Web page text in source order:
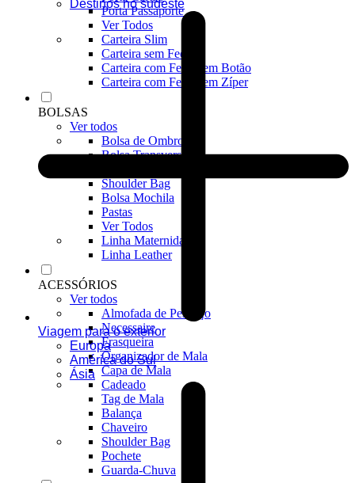
Porta Passaporte
Ver Todos
Carteira Slim
Carteira sem Fecho
Carteira com Fecho em Botão
Carteira com Fecho em Zíper
BOLSAS
Ver todos
Bolsa de Ombro
Bolsa Transversal
Shoulder Bag
Bolsa Mochila
Pastas
Ver Todos
Linha Maternidade
Linha Leather
ACESSÓRIOS
Ver todos
Almofada de Pescoço
Necessaire
Frasqueira
Organizador de Mala
Capa de Mala
Cadeado
Tag de Mala
Balança
Chaveiro
Shoulder Bag
Pochete
Guarda-Chuva
Destinos no sudeste
Viagem para o exterior
Europa
América do Sul
Ásia